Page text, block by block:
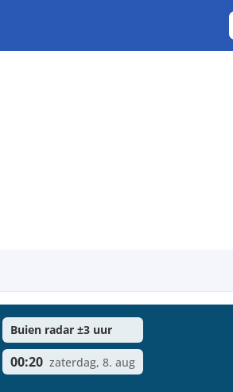
Buien radar ±3 uur
00:20 zaterdag, 8. aug